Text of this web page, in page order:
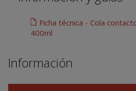
Ficha técnica - Cola
400ml
Información